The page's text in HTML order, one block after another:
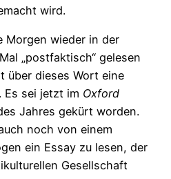
wird.
Morgen wieder in der
„postfaktisch“ gelesen
über dieses Wort eine
Es sei jetzt im Oxford
Jahres gekürt worden.
noch von einem
ein Essay zu lesen, der
Gesellschaft